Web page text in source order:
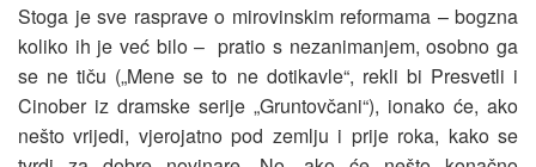
Stoga je sve rasprave o mirovinskim reformama – bogzna
koliko ih je već bilo – pratio s nezanimanjem, osobno ga
se ne tiču („Mene se to ne dotikavle“, rekli bi Presvetli i
Cinober iz dramske serije „Gruntovčani“), ionako će, ako
nešto vrijedi, vjerojatno pod zemlju i prije roka, kako se